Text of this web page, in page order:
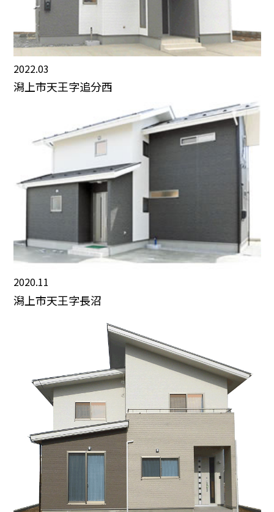
2022.03
潟上市天王字追分西
2020.11
潟上市天王字長沼